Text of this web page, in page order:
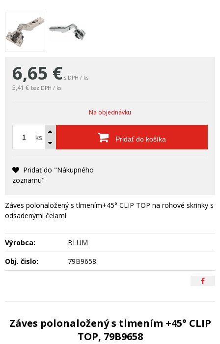
6,65 € s DPH / ks
5,41 € bez DPH / ks
Na objednávku
ks Pridať do košíka
Pridať do "Nákupného
zoznamu"
Záves polonaložený s tlmením+45° CLIP TOP na rohové skrinky s
odsadenými čelami
Výrobca:
BLUM
Obj. čislo:
79B9658
Záves polonaložený s tlmením +45° CLIP
TOP, 79B9658